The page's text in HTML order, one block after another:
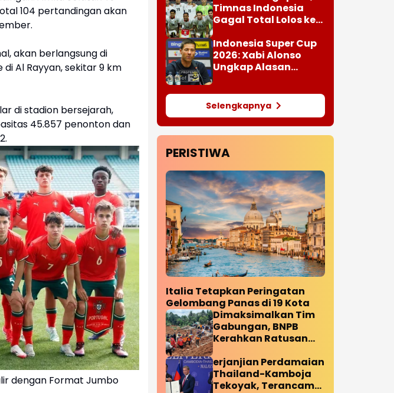
104 pertandingan akan
akan berlangsung di
Al Rayyan, sekitar 9 km
di stadion bersejarah,
45.857 penonton dan
dengan Format Jumbo
Timnas Indonesia
Gagal Total Lolos ke
Indonesia Super Cup
2026: Xabi Alonso
Ungkap Alasan
Tanah Air
Selengkapnya
PERISTIWA
Italia Tetapkan Peringatan
Gelombang Panas di 19 Kota
Dimaksimalkan Tim
Gabungan, BNPB
Kerahkan Ratusan
Korban Longsor
Cilacap
erjanjian Perdamaian
Thailand-Kamboja
Tekoyak, Terancam